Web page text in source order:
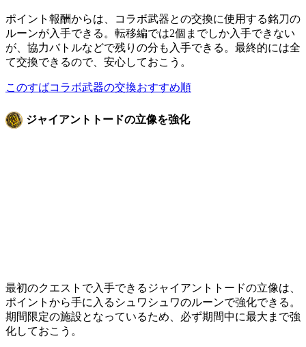
ポイント報酬からは、コラボ武器との交換に使用する銘刀の
ルーンが入手できる。転移編では2個までしか入手できない
が、協力バトルなどで残りの分も入手できる。最終的には全
て交換できるので、安心しておこう。
このすばコラボ武器の交換おすすめ順
ジャイアントトードの立像を強化
最初のクエストで入手できるジャイアントトードの立像は、
ポイントから手に入るシュワシュワのルーンで強化できる。
期間限定の施設となっているため、必ず期間中に最大まで強
化しておこう。